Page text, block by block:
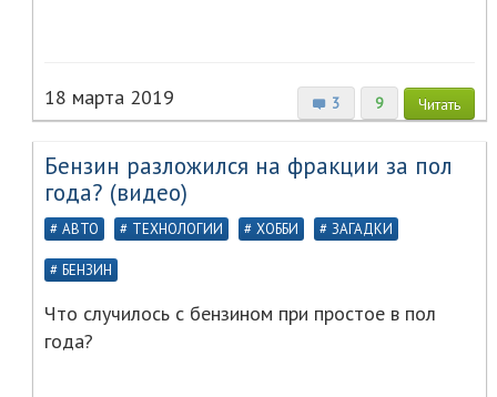
3 9 Читать
18 марта 2019
Бензин разложился на фракции за пол
года? (видео)
АВТО ТЕХНОЛОГИИ ХОББИ ЗАГАДКИ
БЕНЗИН
Что случилось с бензином при простое в пол
года?